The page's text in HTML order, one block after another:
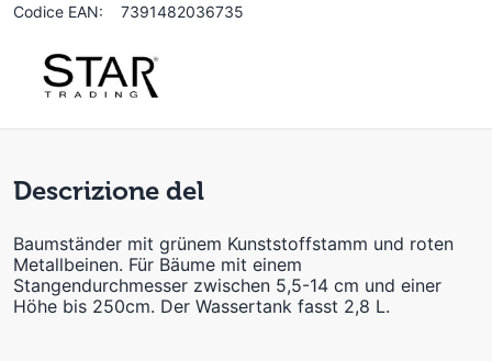
Codice EAN:
7391482036735
Descrizione del
Baumständer mit grünem Kunststoffstamm und roten
Metallbeinen. Für Bäume mit einem
Stangendurchmesser zwischen 5,5-14 cm und einer
Höhe bis 250cm. Der Wassertank fasst 2,8 L.